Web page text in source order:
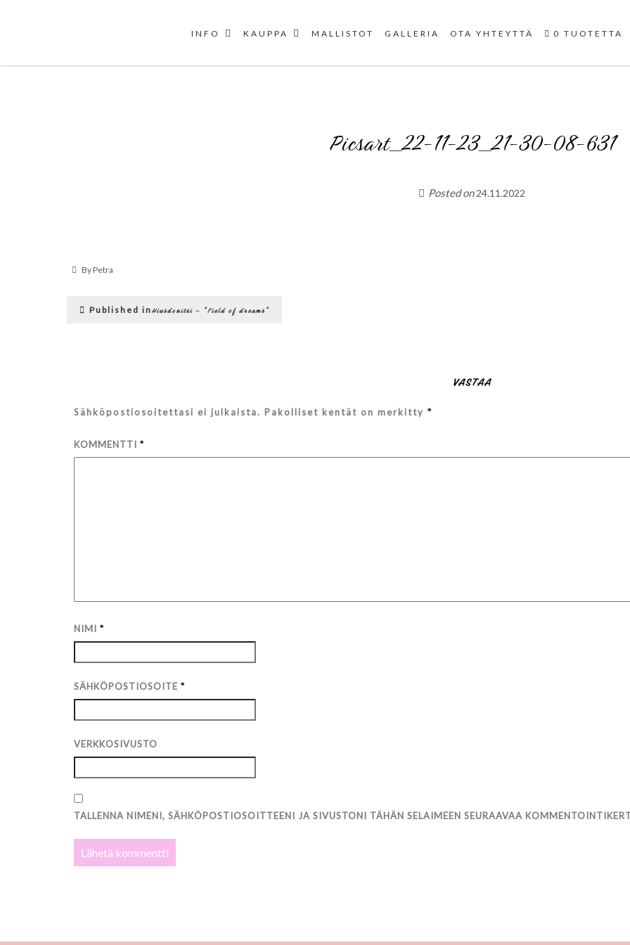
Uniikit taidetuotteet
INFO KAUPPA MALLISTOT GALLERIA OTA YHTEYTTÄ 0 TUOTETTA
Picsart_22-11-23_21-30-08-631
Posted on24.11.2022
ByPetra
Artikkelien
Published inHiusdonitsi – ”Field of dreams”
VASTAA
Sähköpostiosoitettasi ei julkaista. Pakolliset kentät on merkitty*
KOMMENTTI*
NIMI*
SÄHKÖPOSTIOSOITE*
VERKKOSIVUSTO
TALLENNA NIMENI, SÄHKÖPOSTIOSOITTEENI JA SIVUSTONI TÄHÄN SELAIMEEN SEURAAVAA